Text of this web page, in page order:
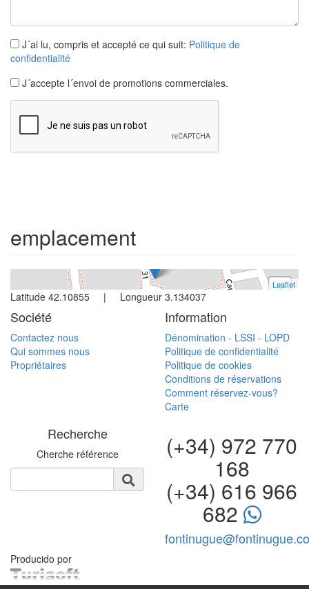
J´ai lu, compris et accepté ce qui suit: Politique de
confidentialité
J´accepte l´envoi de promotions commerciales.
emplacement
Réf. stacoloma | Location plusieurs mois
+
Leaflet
Latitude 42.10855 | Longueur 3.134037
Société
Contactez nous
Qui sommes nous
Propriétaires
Information
Dénomination - LSSI - LOPD
Politique de confidentialité
Politique de cookies
Conditions de réservations
Comment réservez-vous?
Carte
Recherche
Cherche référence (+34) 972 770
168
(+34) 616 966
682
Producido por